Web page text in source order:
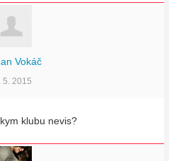
Vokáč
5. 2015
klubu nevis?